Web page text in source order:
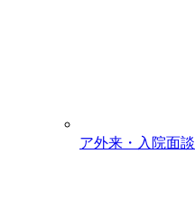
ア外来・入院面談